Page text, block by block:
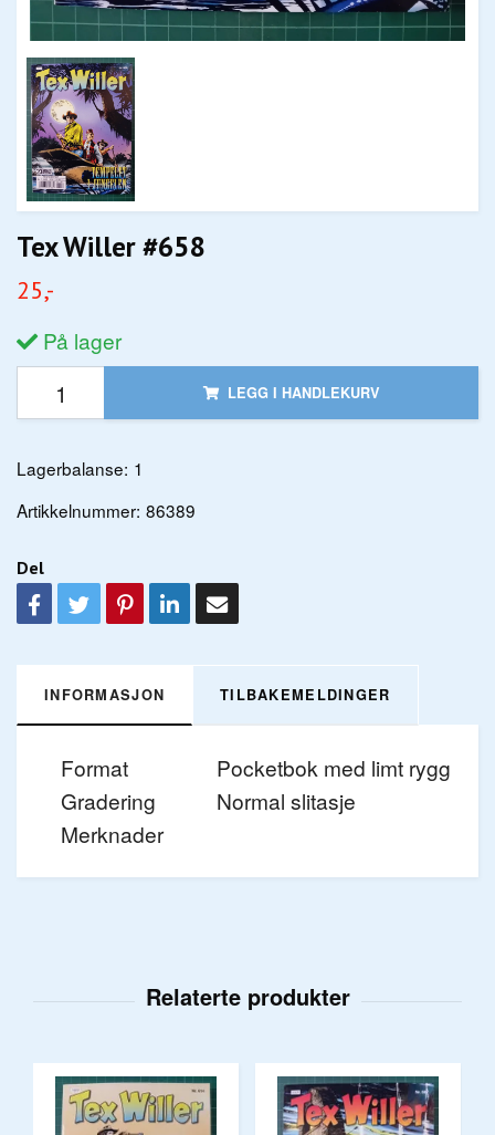
Tex Willer #658
25,-
På lager
LEGG I HANDLEKURV
Lagerbalanse: 1
Artikkelnummer: 86389
Del
INFORMASJON TILBAKEMELDINGER
Format
Pocketbok med limt rygg
Gradering
Normal slitasje
Merknader